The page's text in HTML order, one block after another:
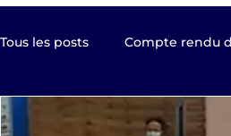
Tous les posts Compte rendu
Les clubs de